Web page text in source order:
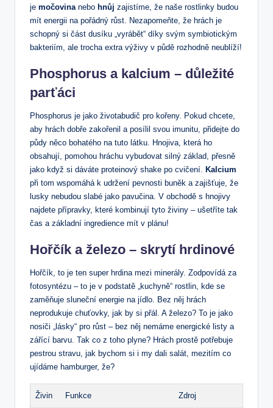
je močovina nebo hnůj zajistíme, že naše rostlinky budou
mít energii na pořádný růst. Nezapomeňte, že hrách je
schopný si část dusíku „vyrábět“ díky svým symbiotickým
bakteriím, ale trocha extra výživy v půdě rozhodně neublíží!
Phosphorus a kalcium – důležité
parťáci
Phosphorus je jako životabudič pro kořeny. Pokud chcete,
aby hrách dobře zakořenil a posílil svou imunitu, přidejte do
půdy něco bohatého na tuto látku. Hnojiva, která ho
obsahují, pomohou hráchu vybudovat silný základ, přesně
jako když si dáváte proteinový shake po cvičení. Kalcium
při tom wspomáhá k udržení pevnosti buněk a zajišťuje, že
lusky nebudou slabé jako pavučina. V obchodě s hnojivy
najdete přípravky, které kombinují tyto živiny – ušetříte tak
čas a základní ingredience mít v plánu!
Hořčík a železo – skrytí hrdinové
Hořčík, to je ten super hrdina mezi minerály. Zodpovídá za
fotosyntézu – to je v podstatě „kuchyně“ rostlin, kde se
zaměňuje sluneční energie na jídlo. Bez něj hrách
neprodukuje chuťovky, jak by si přál. A železo? To je jako
nosiči „lásky“ pro růst – bez něj nemáme energické listy a
zářící barvu. Tak co z toho plyne? Hrách prostě potřebuje
pestrou stravu, jak bychom si i my dali salát, mezitím co
ujídáme hamburger, že?
Živin Funkce Zdroj